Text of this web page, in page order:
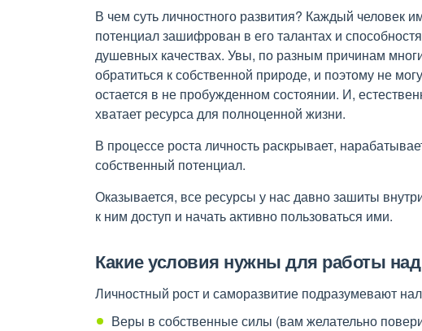
В чем суть личностного развития? Каждый человек
потенциал зашифрован в его талантах и
душевных качествах. Увы, по разным причинам
обратиться к собственной природе, и поэтому не
остается в не пробужденном состоянии. И,
хватает ресурса для полноценной жизни.
В процессе роста личность раскрывает,
собственный потенциал.
Оказывается, все ресурсы у нас давно зашиты
к ним доступ и начать активно пользоваться ими.
Какие условия нужны для работы
Личностный рост и саморазвитие подразумевают
Веры в собственные силы (вам желательно